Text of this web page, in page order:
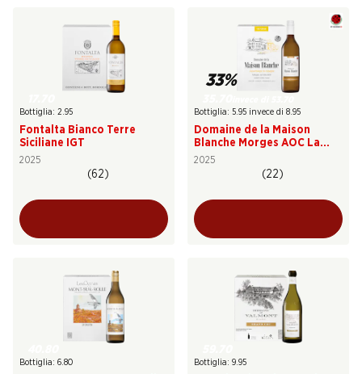
Bottiglia: 2.95
Fontalta Bianco Terre
Siciliane IGT
2025
(62)
33%
Bottiglia: 5.95 invece di 8.95
Domaine de la Maison
Blanche Morges AOC La
Côte
2025
(22)
Bottiglia: 6.80 Bottiglia: 9.95